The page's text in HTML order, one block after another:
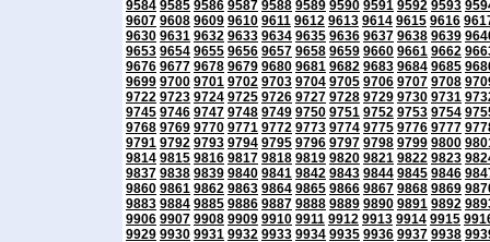
9584 9585 9586 9587 9588 9589 9590 9591 9592 9593
9607 9608 9609 9610 9611 9612 9613 9614 9615 9616
9630 9631 9632 9633 9634 9635 9636 9637 9638 9639
9653 9654 9655 9656 9657 9658 9659 9660 9661 9662
9676 9677 9678 9679 9680 9681 9682 9683 9684 9685
9699 9700 9701 9702 9703 9704 9705 9706 9707 9708
9722 9723 9724 9725 9726 9727 9728 9729 9730 9731
9745 9746 9747 9748 9749 9750 9751 9752 9753 9754
9768 9769 9770 9771 9772 9773 9774 9775 9776 9777
9791 9792 9793 9794 9795 9796 9797 9798 9799 9800
9814 9815 9816 9817 9818 9819 9820 9821 9822 9823
9837 9838 9839 9840 9841 9842 9843 9844 9845 9846
9860 9861 9862 9863 9864 9865 9866 9867 9868 9869
9883 9884 9885 9886 9887 9888 9889 9890 9891 9892
9906 9907 9908 9909 9910 9911 9912 9913 9914 9915
9929 9930 9931 9932 9933 9934 9935 9936 9937 9938